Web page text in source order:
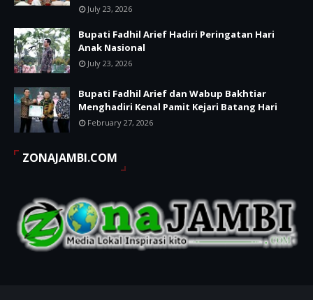
July 23, 2026
Bupati Fadhil Arief Hadiri Peringatan Hari
Anak Nasional
July 23, 2026
Bupati Fadhil Arief dan Wabup Bakhtiar
Menghadiri Kenal Pamit Kejari Batang Hari
February 27, 2026
ZONAJAMBI.COM